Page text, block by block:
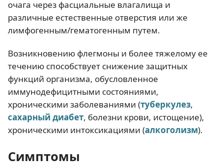
очага через фасциальные влагалища и
различные естественные отверстия или же
лимфогенным/гематогенным путем.
Возникновению флегмоны и более тяжелому ее
течению способствует снижение защитных
функций организма, обусловленное
иммунодефицитными состояниями,
хроническими заболеваниями (туберкулез,
сахарный диабет, болезни крови, истощение),
хроническими интоксикациями (алкоголизм).
Симптомы